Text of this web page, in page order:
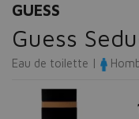
GUESS
Guess
Eau de toilette |